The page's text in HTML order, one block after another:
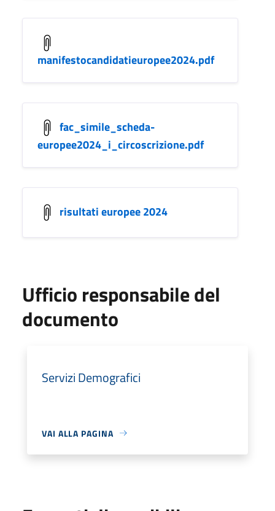
manifestocandidatieuropee2024.pdf
fac_simile_scheda-
europee2024_i_circoscrizione.pdf
risultati europee 2024
Ufficio responsabile del
documento
Servizi Demografici
VAI ALLA PAGINA